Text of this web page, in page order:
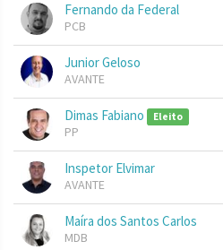
Fernando da Federal
PCB
Junior Geloso
AVANTE
Dimas Fabiano Eleito
PP
Inspetor Elvimar
AVANTE
Maíra dos Santos Carlos
MDB